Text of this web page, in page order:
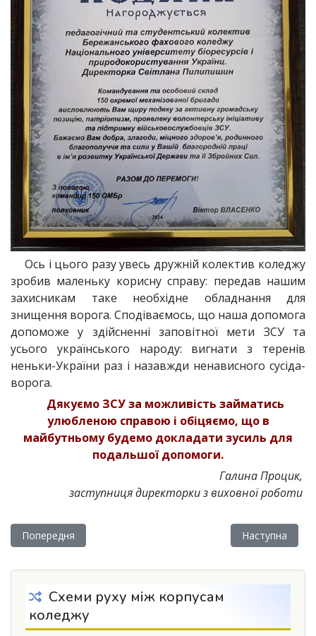
Ось і цього разу увесь дружній колектив коледжу
зробив маленьку корисну справу: передав нашим
захисникам таке необхідне обладнання для
знищення ворога. Сподіваємось, що наша допомога
допоможе у здійсненні заповітної мети ЗСУ та
усього українського народу: вигнати з теренів
неньки-України раз і назавжди ненависного сусіда-
ворога.
Дякуємо ЗСУ за можливість займатись
улюбленою справою і обіцяємо, що в
майбутньому будемо докладати зусиль для
подальшої допомоги.
Галина Процик,
заступниця директорки з виховної роботи
Попередня стаття: Освіта сьогодні - розвинене суспільство
Попередня Наступна
Наступна
Схеми руху між корпусам
коледжу